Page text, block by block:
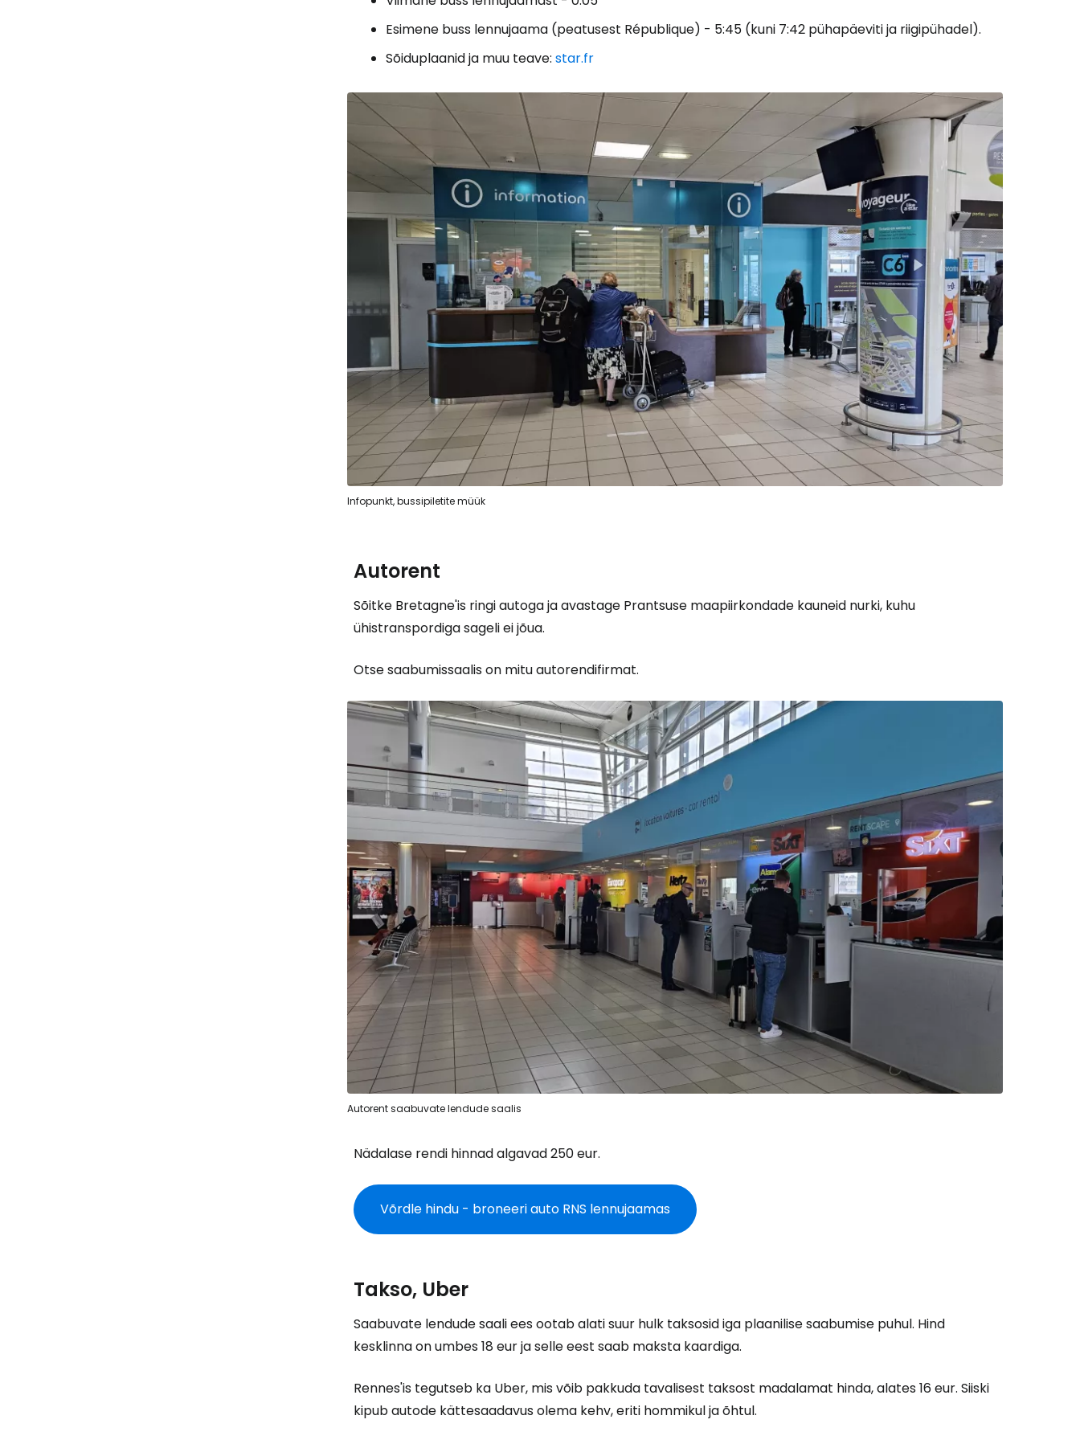
Esimene buss lennujaama (peatusest République) - 5:45 (kuni 7:42 pühapäeviti ja riigipühadel).
Sõiduplaanid ja muu teave: star.fr
Infopunkt, bussipiletite müük
Autorent
Sõitke Bretagne'is ringi autoga ja avastage Prantsuse maapiirkondade kauneid nurki, kuhu
ühistranspordiga sageli ei jõua.
Otse saabumissaalis on mitu autorendifirmat.
Autorent saabuvate lendude saalis
Nädalase rendi hinnad algavad 250 eur.
Võrdle hindu - broneeri auto RNS lennujaamas
Takso, Uber
Saabuvate lendude saali ees ootab alati suur hulk taksosid iga plaanilise saabumise puhul. Hind
kesklinna on umbes 18 eur ja selle eest saab maksta kaardiga.
Rennes'is tegutseb ka Uber, mis võib pakkuda tavalisest taksost madalamat hinda, alates 16 eur. Siiski
kipub autode kättesaadavus olema kehv, eriti hommikul ja õhtul.
Logi sisse Cestee'sse
... ülemaailmne reisikogukond
Jätka Google'iga
Jätka Facebookiga
Jätkake e-kirjaga